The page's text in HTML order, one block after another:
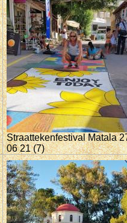
Straattekenfestival Matala
06 21 (7)